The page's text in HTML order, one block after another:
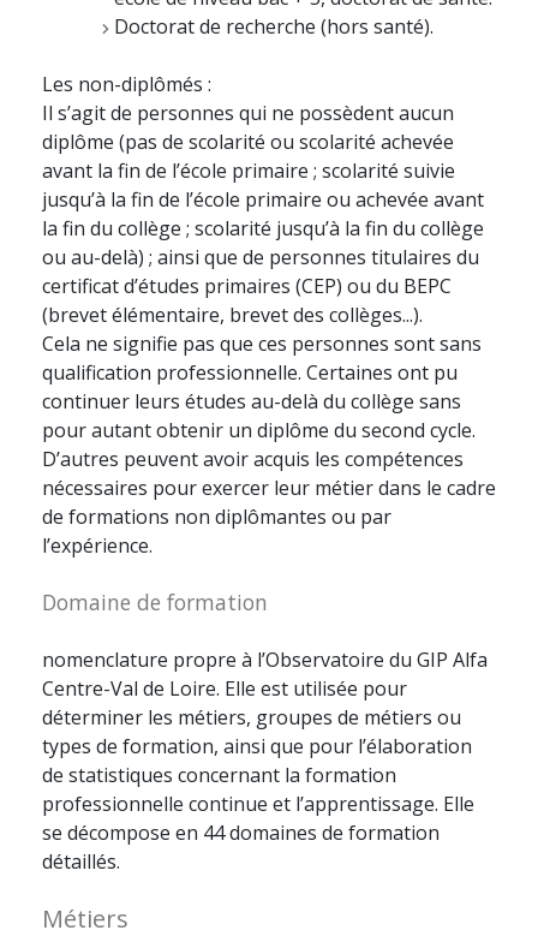
Doctorat de recherche (hors santé).
Les non-diplômés :
Il s’agit de personnes qui ne possèdent aucun
diplôme (pas de scolarité ou scolarité achevée
avant la fin de l’école primaire ; scolarité suivie
jusqu’à la fin de l’école primaire ou achevée avant
la fin du collège ; scolarité jusqu’à la fin du collège
ou au-delà) ; ainsi que de personnes titulaires du
certificat d’études primaires (CEP) ou du BEPC
(brevet élémentaire, brevet des collèges...).
Cela ne signifie pas que ces personnes sont sans
qualification professionnelle. Certaines ont pu
continuer leurs études au-delà du collège sans
pour autant obtenir un diplôme du second cycle.
D’autres peuvent avoir acquis les compétences
nécessaires pour exercer leur métier dans le cadre
de formations non diplômantes ou par
l’expérience.
Domaine de formation
nomenclature propre à l’Observatoire du GIP Alfa
Centre-Val de Loire. Elle est utilisée pour
déterminer les métiers, groupes de métiers ou
types de formation, ainsi que pour l’élaboration
de statistiques concernant la formation
professionnelle continue et l’apprentissage. Elle
se décompose en 44 domaines de formation
détaillés.
Métiers